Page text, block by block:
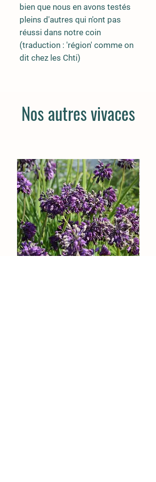
bien que nous en avons testés
pleins d'autres qui n'ont pas
réussi dans notre coin
(traduction : 'région' comme on
dit chez les Chti)
Nos autres vivaces